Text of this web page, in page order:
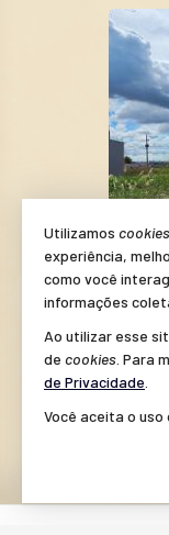
#032
760,00
R$
Utilizamos cookies
experiência,
como você
informações
Ao utilizar esse
de cookies . Para
de Privacidade
Você aceita o uso